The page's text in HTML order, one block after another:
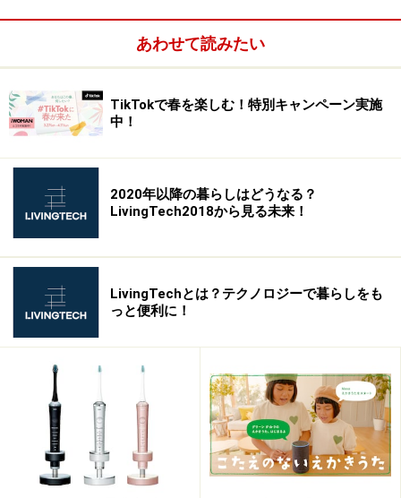
『音楽を鳴らせるのが面白い。LEDライトも明るさやデ
ザインだけでなく、こういった付加価値を競う時代にな
ったと感じる。』（
安蔵靖志：パソコン周辺機器ガイ
ド）
オーディオ部分はパイオニアが担当し、音質も良好。
天井からBGMが流れると生活シーンも豊かで楽しくな
る。』（
鴻池賢三：オーディオ・ビジュアルガイド）
あわせて読みたい
TikTokで春を楽しむ！特別キャンペーン実施
中！
2020年以降の暮らしはどうなる？
LivingTech2018から見る未来！
LivingTechとは？テクノロジーで暮らしをも
っと便利に！